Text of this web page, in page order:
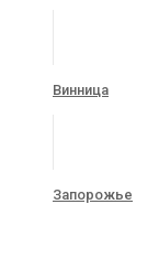
Винница
Запорожье